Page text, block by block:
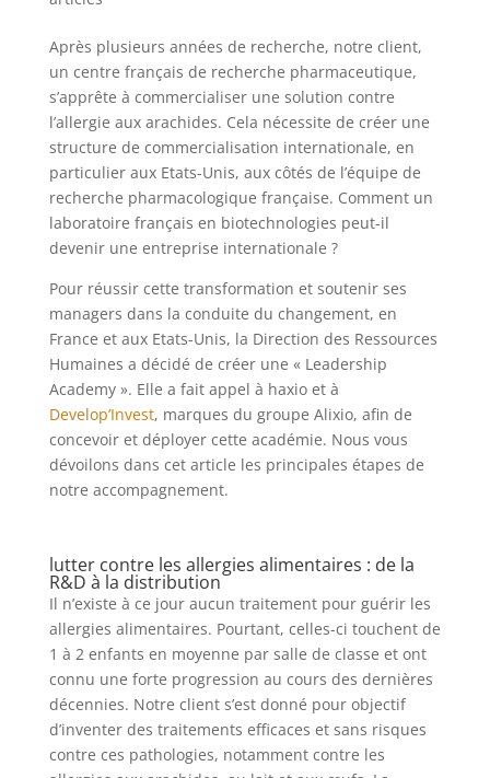
Après plusieurs années de recherche, notre client,
un centre français de recherche pharmaceutique,
s’apprête à commercialiser une solution contre
l’allergie aux arachides. Cela nécessite de créer une
structure de commercialisation internationale, en
particulier aux Etats-Unis, aux côtés de l’équipe de
recherche pharmacologique française. Comment un
laboratoire français en biotechnologies peut-il
devenir une entreprise internationale ?
Pour réussir cette transformation et soutenir ses
managers dans la conduite du changement, en
France et aux Etats-Unis, la Direction des Ressources
Humaines a décidé de créer une « Leadership
Academy ». Elle a fait appel à haxio et à
Develop’Invest, marques du groupe Alixio, afin de
concevoir et déployer cette académie. Nous vous
dévoilons dans cet article les principales étapes de
notre accompagnement.
lutter contre les allergies alimentaires : de la
R&D à la distribution
Il n’existe à ce jour aucun traitement pour guérir les
allergies alimentaires. Pourtant, celles-ci touchent de
1 à 2 enfants en moyenne par salle de classe et ont
connu une forte progression au cours des dernières
décennies. Notre client s’est donné pour objectif
d’inventer des traitements efficaces et sans risques
contre ces pathologies, notamment contre les